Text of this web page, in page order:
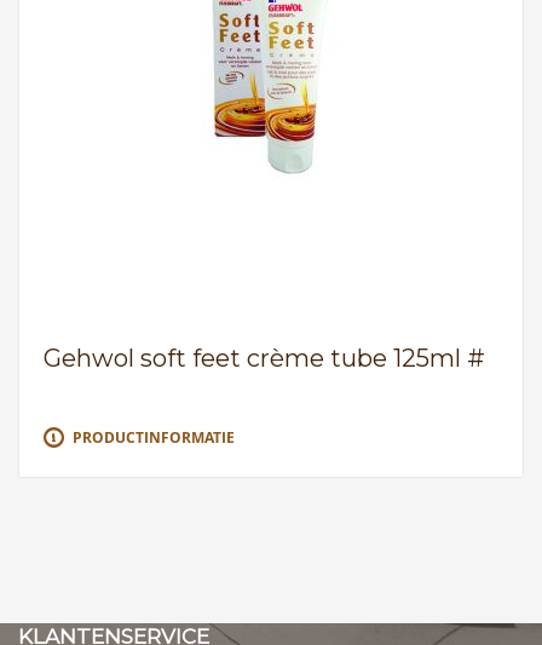
Gehwol soft feet crème tube 125ml #
PRODUCTINFORMATIE
KLANTENSERVICE